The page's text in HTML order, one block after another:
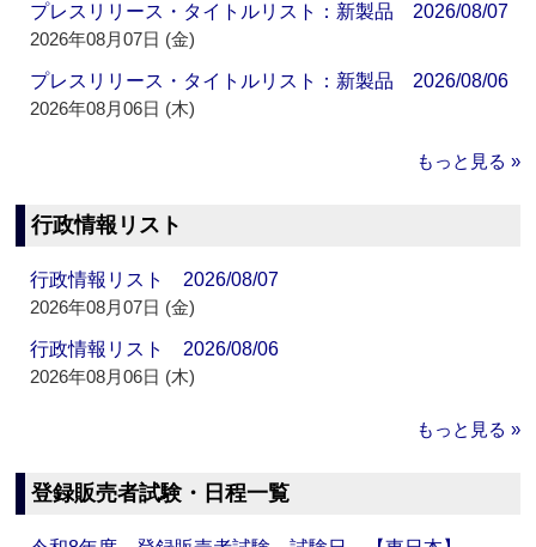
プレスリリース・タイトルリスト：新製品 2026/08/07
2026年08月07日 (金)
プレスリリース・タイトルリスト：新製品 2026/08/06
2026年08月06日 (木)
もっと見る »
行政情報リスト
行政情報リスト 2026/08/07
2026年08月07日 (金)
行政情報リスト 2026/08/06
2026年08月06日 (木)
もっと見る »
登録販売者試験・日程一覧